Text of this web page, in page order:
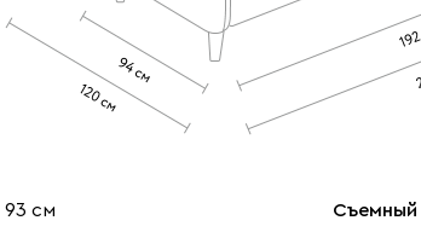
93 см Съемный